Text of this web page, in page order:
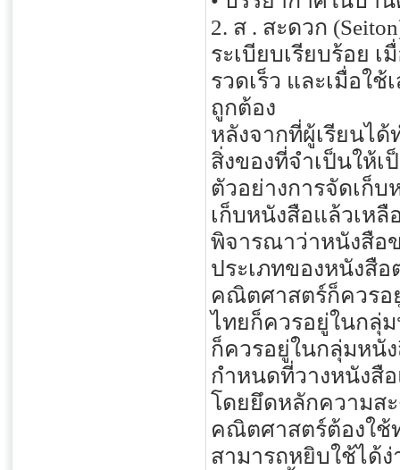
2. ส . สะดวก
ระเบียบเรียบร้อย
รวดเร็ว และเมื่อใ
ถูกต้อง
หลังจากที่ผู้เรียนไ
สิ่งของที่จำเป็นให้เ
ตัวอย่างการจัดเก็บ
เก็บหนังสือแล้วเห
พิจารณาว่าหนังสือข
ประเภทของหนังสื
คณิตศาสตร์ก็ควรอ
ไทยก็ควรอยู่ในกลุ่
ก็ควรอยู่ในกลุ่มหนั
กำหนดที่วางหนังสื
โดยยึดหลักความส
คณิตศาสตร์ต้องใช้
สามารถหยิบใช้ได้